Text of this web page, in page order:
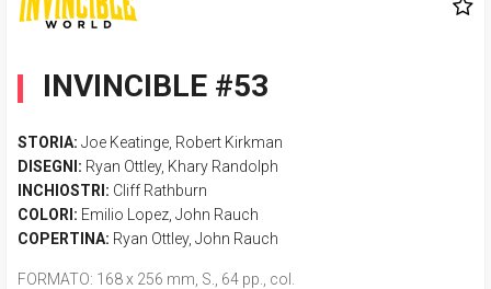
INVINCIBLE #53
STORIA: Joe Keatinge Robert Kirkman
DISEGNI: Ryan Ottley, Khary Randolph
INCHIOSTRI: Cliff Rathburn
COLORI: Emilio Lopez John Rauch
COPERTINA: Ryan Ottley, John Rauch
FORMATO: 168 x 256 mm, S., 64 pp., col.